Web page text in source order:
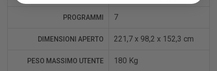
PROGRAMMI 7
DIMENSIONI APERTO 221,7 x 98,2 x 152,3 cm
PESO MASSIMO UTENTE 180 Kg